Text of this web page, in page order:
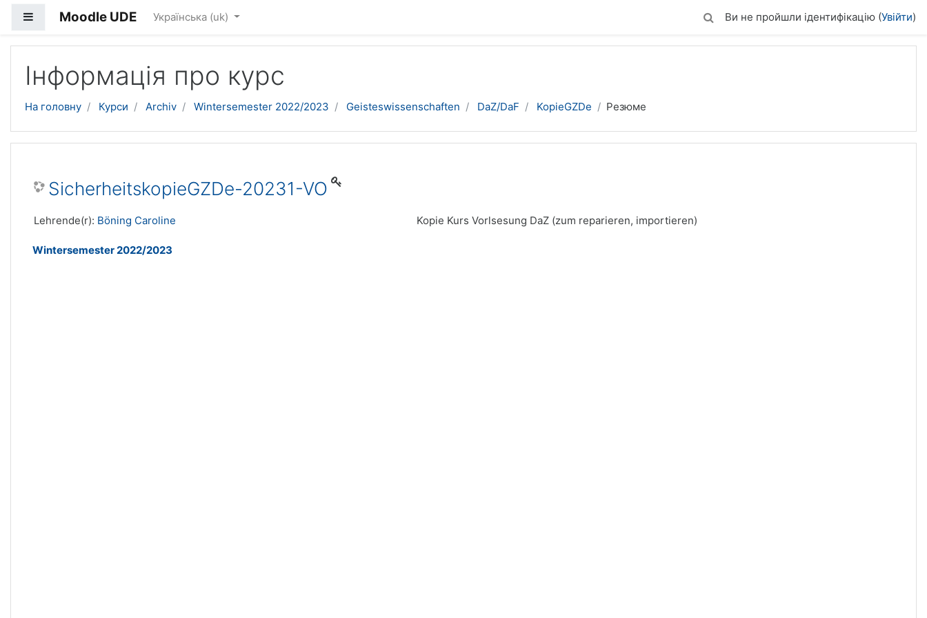
Бокова панель
Moodle UDE Українська ‎(uk)‎ Ви не пройшли ідентифікацію (Увійти)
Інформація про курс
На головну Курси Archiv Wintersemester 2022/2023 Geisteswissenschaften DaZ/DaF KopieGZDe Резюме
SicherheitskopieGZDe-20231-VO
Kopie Kurs Vorlsesung DaZ (zum reparieren, importieren)
Lehrende(r): Böning Caroline
Wintersemester 2022/2023